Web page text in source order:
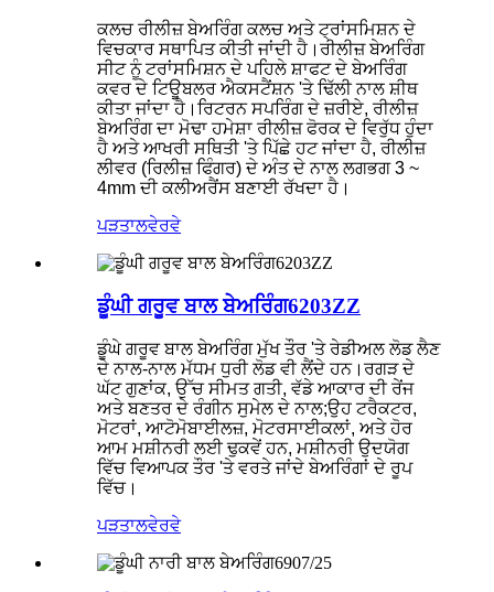
ਕਲਚ ਰੀਲੀਜ਼ ਬੇਅਰਿੰਗ ਕਲਚ ਅਤੇ ਟ੍ਰਾਂਸਮਿਸ਼ਨ ਦੇ
ਵਿਚਕਾਰ ਸਥਾਪਿਤ ਕੀਤੀ ਜਾਂਦੀ ਹੈ।ਰੀਲੀਜ਼ ਬੇਅਰਿੰਗ
ਸੀਟ ਨੂੰ ਟਰਾਂਸਮਿਸ਼ਨ ਦੇ ਪਹਿਲੇ ਸ਼ਾਫਟ ਦੇ ਬੇਅਰਿੰਗ
ਕਵਰ ਦੇ ਟਿਊਬਲਰ ਐਕਸਟੈਂਸ਼ਨ 'ਤੇ ਢਿੱਲੀ ਨਾਲ ਸ਼ੀਥ
ਕੀਤਾ ਜਾਂਦਾ ਹੈ।ਰਿਟਰਨ ਸਪਰਿੰਗ ਦੇ ਜ਼ਰੀਏ, ਰੀਲੀਜ਼
ਬੇਅਰਿੰਗ ਦਾ ਮੋਢਾ ਹਮੇਸ਼ਾ ਰੀਲੀਜ਼ ਫੋਰਕ ਦੇ ਵਿਰੁੱਧ ਹੁੰਦਾ
ਹੈ ਅਤੇ ਆਖਰੀ ਸਥਿਤੀ 'ਤੇ ਪਿੱਛੇ ਹਟ ਜਾਂਦਾ ਹੈ, ਰੀਲੀਜ਼
ਲੀਵਰ (ਰਿਲੀਜ਼ ਫਿੰਗਰ) ਦੇ ਅੰਤ ਦੇ ਨਾਲ ਲਗਭਗ 3 ~
4mm ਦੀ ਕਲੀਅਰੈਂਸ ਬਣਾਈ ਰੱਖਦਾ ਹੈ।
ਪੜਤਾਲਵੇਰਵੇ
ਡੂੰਘੀ ਗਰੂਵ ਬਾਲ ਬੇਅਰਿੰਗ6203ZZ
ਡੂੰਘੇ ਗਰੂਵ ਬਾਲ ਬੇਅਰਿੰਗ ਮੁੱਖ ਤੌਰ 'ਤੇ ਰੇਡੀਅਲ ਲੋਡ ਲੈਣ
ਦੇ ਨਾਲ-ਨਾਲ ਮੱਧਮ ਧੁਰੀ ਲੋਡ ਵੀ ਲੈਂਦੇ ਹਨ।ਰਗੜ ਦੇ
ਘੱਟ ਗੁਣਾਂਕ, ਉੱਚ ਸੀਮਤ ਗਤੀ, ਵੱਡੇ ਆਕਾਰ ਦੀ ਰੇਂਜ
ਅਤੇ ਬਣਤਰ ਦੇ ਰੰਗੀਨ ਸੁਮੇਲ ਦੇ ਨਾਲ;ਉਹ ਟਰੈਕਟਰ,
ਮੋਟਰਾਂ, ਆਟੋਮੋਬਾਈਲਜ਼, ਮੋਟਰਸਾਈਕਲਾਂ, ਅਤੇ ਹੋਰ
ਆਮ ਮਸ਼ੀਨਰੀ ਲਈ ਢੁਕਵੇਂ ਹਨ, ਮਸ਼ੀਨਰੀ ਉਦਯੋਗ
ਵਿੱਚ ਵਿਆਪਕ ਤੌਰ 'ਤੇ ਵਰਤੇ ਜਾਂਦੇ ਬੇਅਰਿੰਗਾਂ ਦੇ ਰੂਪ
ਵਿੱਚ।
ਪੜਤਾਲਵੇਰਵੇ